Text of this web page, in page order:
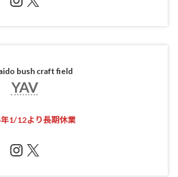
bush craft field
YAV
1/12より長期休業
Instagram
X